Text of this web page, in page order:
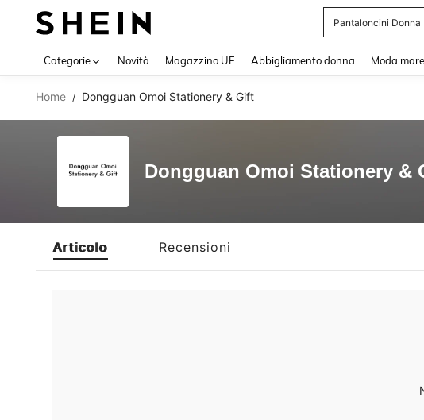
Pantaloncini Donna
Categorie Novità Magazzino UE Abbigliamento donna Moda mare
Home / Dongguan Omoi Stationery & Gift
Dongguan Omoi Stationery &
Articolo Recensioni